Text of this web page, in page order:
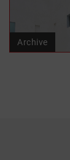
Archive